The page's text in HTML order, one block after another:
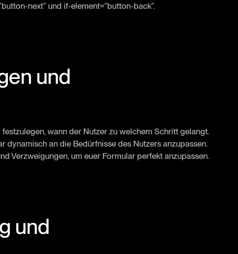
next” und if-element=”button-back”.
und
wann der Nutzer zu welchem Schritt gelangt.
dynamisch an die Bedürfnisse des Nutzers anzupassen.
Verzweigungen, um euer Formular perfekt anzupassen.
und